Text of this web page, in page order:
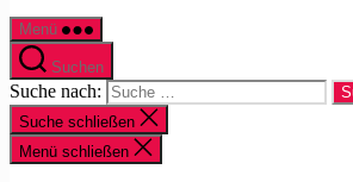
Menü
Suchen
Suche nach:
Suche schließen
Menü schließen